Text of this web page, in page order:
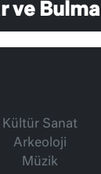
ve
Kültür Sanat
Arkeoloji
Müzik